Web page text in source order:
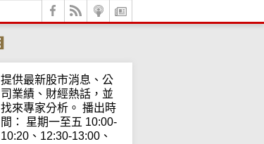
提供最新股市消息、公
司業績、財經熱話，並
找來專家分析。 播出時
間： 星期一至五 10:00-
10:20、12:30-13:00、